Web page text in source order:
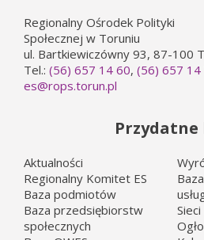
Regionalny Ośrodek Polityki
Społecznej w Toruniu
ul. Bartkiewiczówny 93, 87-100
Tel.: (56) 657 14 60, (56) 657 14
es@rops.torun.pl
Aktualności
Regionalny Komitet ES
Baza podmiotów
Baza przedsiębiorstw
społecznych
Sieci